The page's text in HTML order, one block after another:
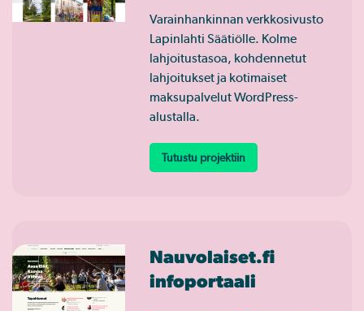
Varainhankinnan verkkosivusto
Lapinlahti Säätiölle. Kolme
lahjoitustasoa, kohdennetut
lahjoitukset ja kotimaiset
maksupalvelut WordPress-
alustalla.
Tutustu projektiin
Nauvolaiset.fi
infoportaali